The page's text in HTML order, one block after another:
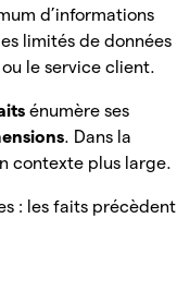
d’informations
limités de données
le service client.
énumère ses
. Dans la
contexte plus large.
: les faits précèdent